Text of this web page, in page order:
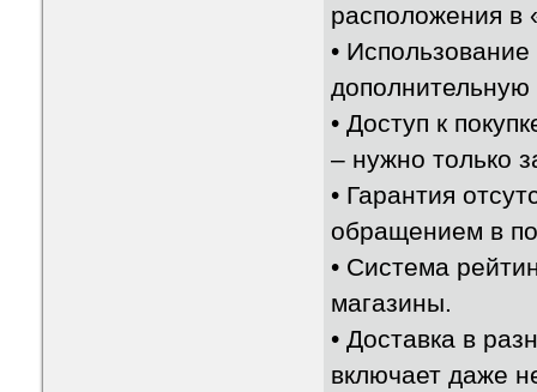
расположения в
•
дополнительную
• Доступ к
– нужно только
• Гарантия
обращением в
• Система
магазины.
• Доставка в
включает даже